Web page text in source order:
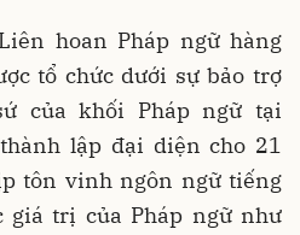
hoan Pháp ngữ hàng
tổ chức dưới sự bảo trợ
của khối Pháp ngữ tại
lập đại diện cho 21
tôn vinh ngôn ngữ tiếng
giá trị của Pháp ngữ như